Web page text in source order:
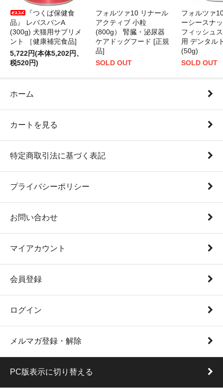
『つくば保健食
品』 レバスパンA
(300g) 犬猫用サプリメ
ント ［健康補完食品]
5,722円(本体5,202円、
税520円)
フォルツァ10 リナール
アクティブ 小粒
(800g） 腎臓・泌尿器
ケアドッグフード [正規
品]
SOLD OUT
フォルツァ
ーシースナ
フィッシュ
用 デンタル
(50g)
SOLD OUT
ホーム
カートを見る
特定商取引法に基づく表記
プライバシーポリシー
お問い合わせ
マイアカウント
会員登録
ログイン
メルマガ登録・解除
PC版表示に切り替える